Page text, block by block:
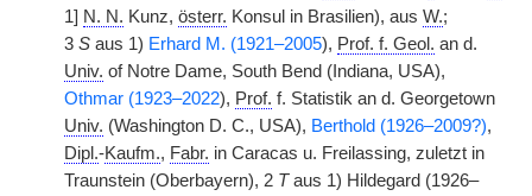
1] N. N. Kunz, österr. Konsul in Brasilien), aus W.;
3 S aus 1) Erhard M. (1921–2005), Prof. f. Geol. an d.
Univ. of Notre Dame, South Bend (Indiana, USA),
Othmar (1923–2022), Prof. f. Statistik an d. Georgetown
Univ. (Washington D. C., USA), Berthold (1926–2009?),
Dipl.-Kaufm., Fabr. in Caracas u. Freilassing, zuletzt in
Traunstein (Oberbayern), 2 Taus 1) Hildegard (1926–